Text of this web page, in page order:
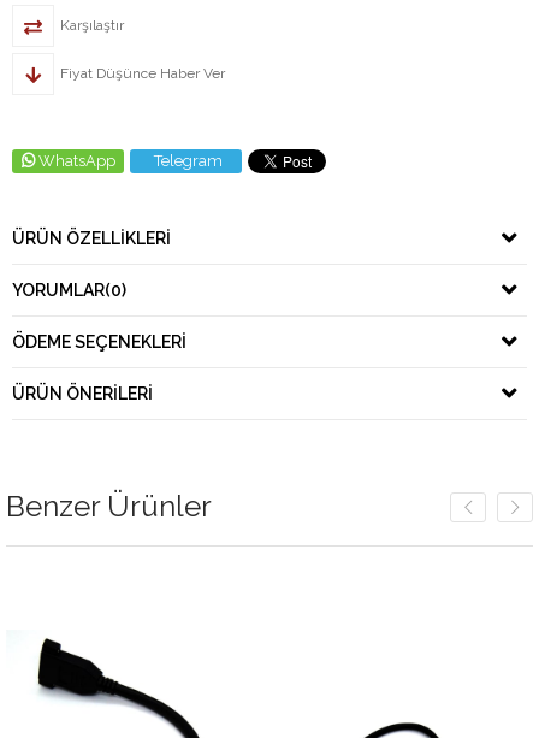
Karşılaştır
Fiyat Düşünce Haber Ver
WhatsApp Telegram
ÜRÜN ÖZELLIKLERI
YORUMLAR(0)
ÖDEME SEÇENEKLERI
ÜRÜN ÖNERILERI
Benzer Ürünler